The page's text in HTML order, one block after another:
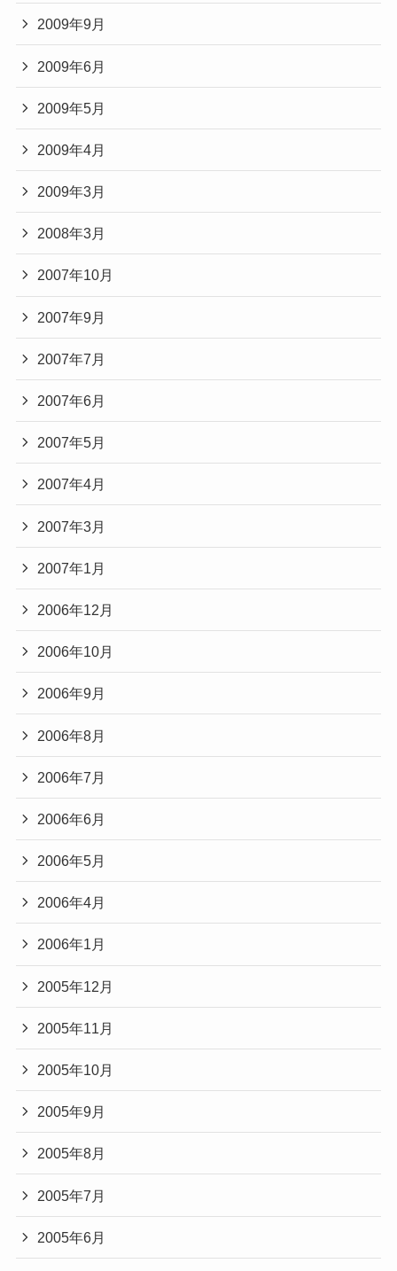
2009年9月
2009年6月
2009年5月
2009年4月
2009年3月
2008年3月
2007年10月
2007年9月
2007年7月
2007年6月
2007年5月
2007年4月
2007年3月
2007年1月
2006年12月
2006年10月
2006年9月
2006年8月
2006年7月
2006年6月
2006年5月
2006年4月
2006年1月
2005年12月
2005年11月
2005年10月
2005年9月
2005年8月
2005年7月
2005年6月